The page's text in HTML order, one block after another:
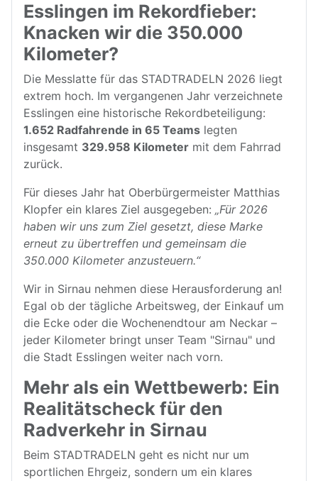
Esslingen im Rekordfieber:
Knacken wir die 350.000
Kilometer?
Die Messlatte für das STADTRADELN 2026 liegt
extrem hoch. Im vergangenen Jahr verzeichnete
Esslingen eine historische Rekordbeteiligung:
1.652 Radfahrende in 65 Teams legten
insgesamt 329.958 Kilometer mit dem Fahrrad
zurück.
Für dieses Jahr hat Oberbürgermeister Matthias
Klopfer ein klares Ziel ausgegeben: „Für 2026
haben wir uns zum Ziel gesetzt, diese Marke
erneut zu übertreffen und gemeinsam die
350.000 Kilometer anzusteuern.“
Wir in Sirnau nehmen diese Herausforderung an!
Egal ob der tägliche Arbeitsweg, der Einkauf um
die Ecke oder die Wochenendtour am Neckar –
jeder Kilometer bringt unser Team "Sirnau" und
die Stadt Esslingen weiter nach vorn.
Mehr als ein Wettbewerb: Ein
Realitätscheck für den
Radverkehr in Sirnau
Beim STADTRADELN geht es nicht nur um
sportlichen Ehrgeiz, sondern um ein klares